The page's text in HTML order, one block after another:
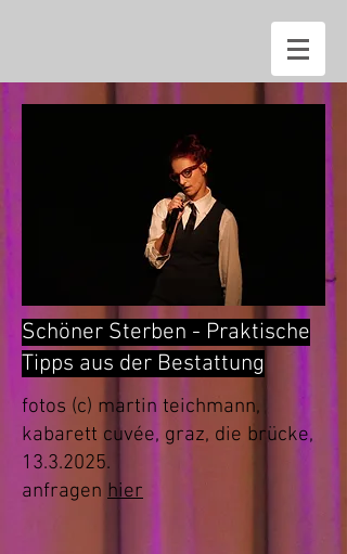
Schöner Sterben - Praktische
Tipps aus der Bestattung
fotos (c) martin teichmann,
kabarett cuvée, graz, die brücke,
13.3.2025.
anfragen hier